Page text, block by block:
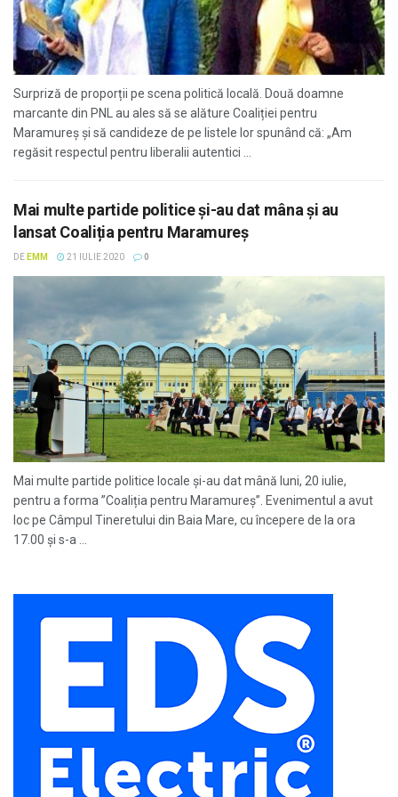
Surpriză de proporții pe scena politică locală. Două doamne
marcante din PNL au ales să se alăture Coaliției pentru
Maramureș și să candideze de pe listele lor spunând că: „Am
regăsit respectul pentru liberalii autentici ...
Mai multe partide politice și-au dat mâna și au
lansat Coaliția pentru Maramureș
DE EMM 21 IULIE 2020 0
Mai multe partide politice locale și-au dat mână luni, 20 iulie,
pentru a forma ”Coaliția pentru Maramureș”. Evenimentul a avut
loc pe Câmpul Tineretului din Baia Mare, cu începere de la ora
17.00 și s-a ...